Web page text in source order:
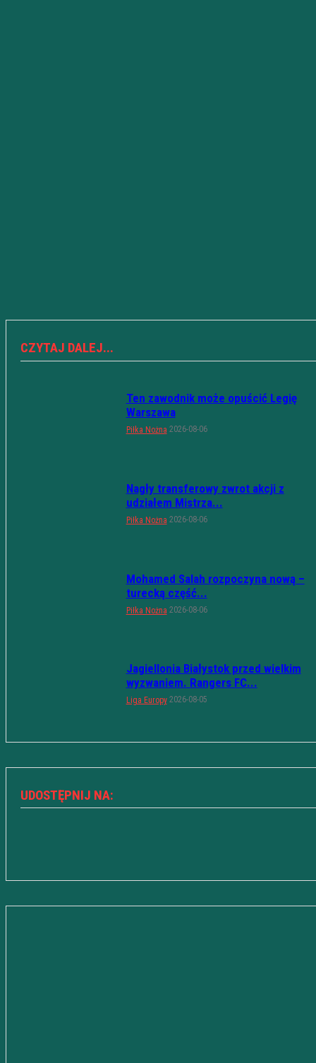
CZYTAJ DALEJ...
Ten zawodnik może opuścić Legię
Warszawa
Piłka Nożna 2026-08-06
Nagły transferowy zwrot akcji z
udziałem Mistrza...
Piłka Nożna 2026-08-06
Mohamed Salah rozpoczyna nową –
turecką część...
Piłka Nożna 2026-08-06
Jagiellonia Białystok przed wielkim
wyzwaniem. Rangers FC...
Liga Europy 2026-08-05
UDOSTĘPNIJ NA: